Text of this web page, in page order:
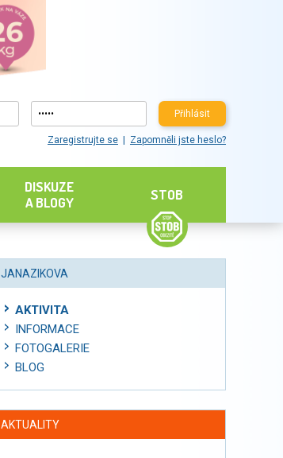
Přihlásit
Zaregistrujte se Zapomněli jste heslo?
DISKUZE
A BLOGY
STOB
JANAZIKOVA
AKTIVITA
INFORMACE
FOTOGALERIE
BLOG
AKTUALITY